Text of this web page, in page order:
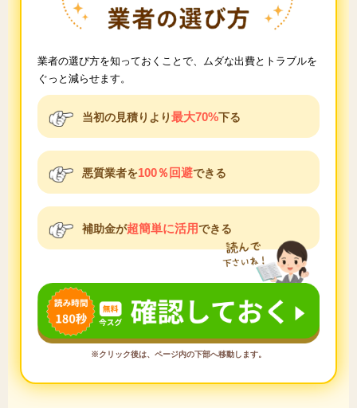
業者の選び方を知っておくことで、ムダな出費とトラブルを
ぐっと減らせます。
当初の見積りより最大70%下る
悪質業者を100％回避できる
補助金が超簡単に活用できる
※クリック後は、ページ内の下部へ移動します。